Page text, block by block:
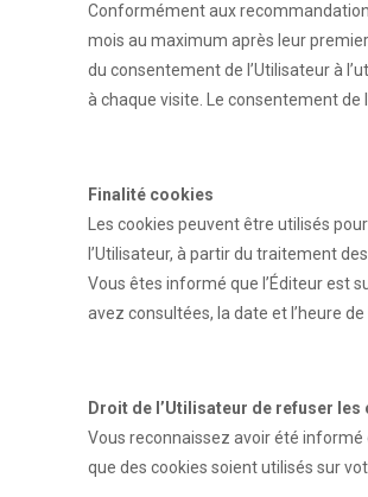
Conformément aux
mois au maximum après leur
du consentement de l’Utilisateur à
à chaque visite. Le consentement de
Finalité cookies
Les cookies peuvent être utilisés
l’Utilisateur, à partir du traitement
Vous êtes informé que l’Éditeur est
avez consultées, la date et l’heure
Droit de l’Utilisateur de refuser les
Vous reconnaissez avoir été informé
que des cookies soient utilisés sur